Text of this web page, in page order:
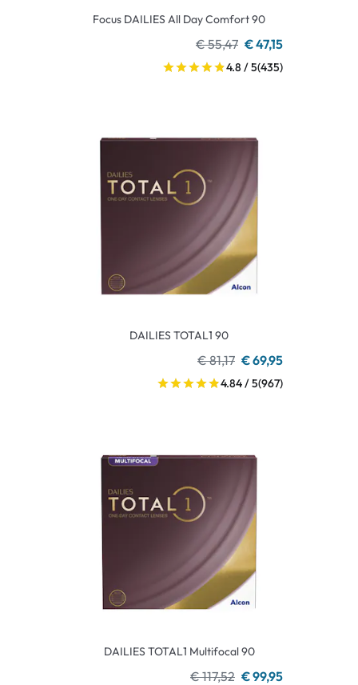
Focus DAILIES All Day Comfort 90
€ 55,47 € 47,15
4.8 / 5(435)
DAILIES TOTAL1 90
€ 81,17 € 69,95
4.84 / 5(967)
DAILIES TOTAL1 Multifocal 90
€ 117,52 € 99,95